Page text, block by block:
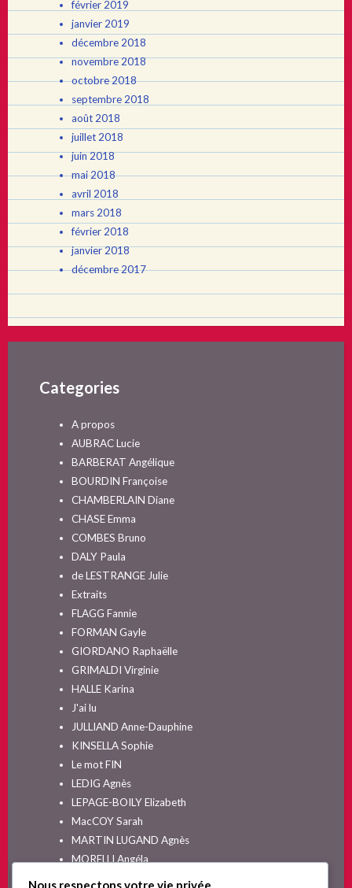
février 2019
janvier 2019
décembre 2018
novembre 2018
octobre 2018
septembre 2018
août 2018
juillet 2018
juin 2018
mai 2018
avril 2018
mars 2018
février 2018
janvier 2018
décembre 2017
Categories
A propos
AUBRAC Lucie
BARBERAT Angélique
BOURDIN Françoise
CHAMBERLAIN Diane
CHASE Emma
COMBES Bruno
DALY Paula
de LESTRANGE Julie
Extraits
FLAGG Fannie
FORMAN Gayle
GIORDANO Raphaëlle
GRIMALDI Virginie
HALLE Karina
J'ai lu
JULLIAND Anne-Dauphine
KINSELLA Sophie
Le mot FIN
LEDIG Agnès
LEPAGE-BOILY Elizabeth
MacCOY Sarah
MARTIN LUGAND Agnès
MORELLI Angéla
MOYES Jojo
Nous respectons votre vie privée